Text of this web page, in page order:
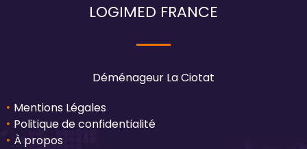
LOGIMED FRANCE
Déménageur La Ciotat
Mentions Légales
Politique de confidentialité
À propos